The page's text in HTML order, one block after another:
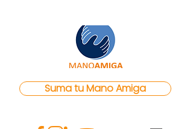
Suma tu Mano Amiga